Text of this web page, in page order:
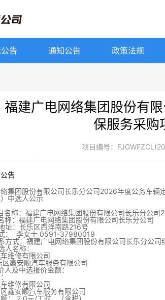
告 通知公告 政策法规
福建广电网络集团股份有
保服务采购
项目编号：
告
集团股份有限公司长乐分公司2026年度公务车辆
）中选人公示
名称：福建广电网络集团股份有限公司长乐分公
称：福建广电网络集团股份有限公司长乐分公司
址：长乐区西洋南路216号
： 李女士 0591-37980019
方式：福建广电网络集团股份有限公司长乐分
人名称：
维修有限公司
区鑫安顺汽车服务有限公司
人及中选报价金额：
维修有限公司
鑫安顺汽车服务有限公司
： 2.0元/工时 （含税）